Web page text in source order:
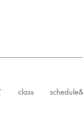
5/15～
class